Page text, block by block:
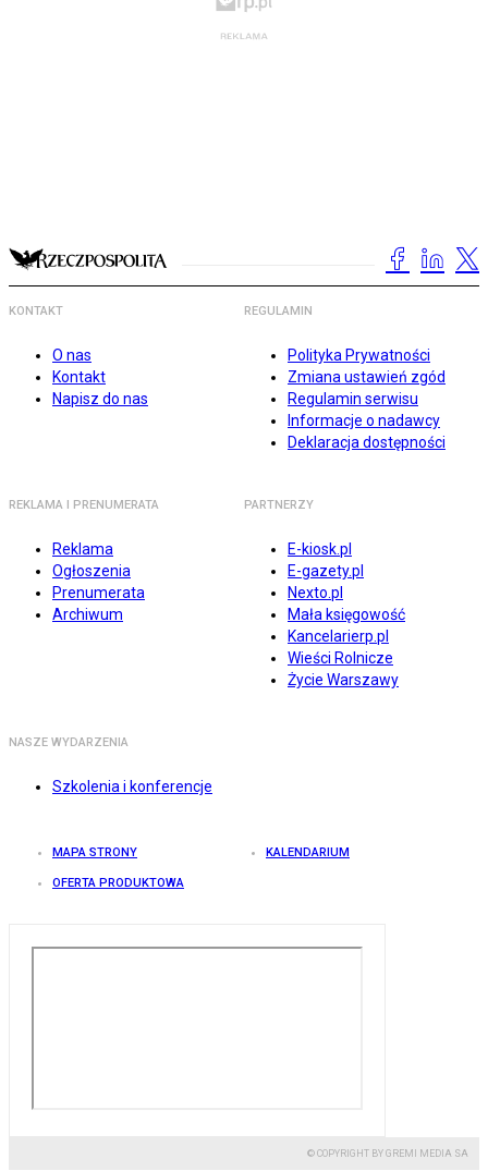
KONTAKT
O nas
Kontakt
Napisz do nas
REGULAMIN
Polityka Prywatności
Zmiana ustawień zgód
Regulamin serwisu
Informacje o nadawcy
Deklaracja dostępności
REKLAMA I PRENUMERATA
Reklama
Ogłoszenia
Prenumerata
Archiwum
PARTNERZY
E-kiosk.pl
E-gazety.pl
Nexto.pl
Mała księgowość
Kancelarierp.pl
Wieści Rolnicze
Życie Warszawy
NASZE WYDARZENIA
Szkolenia i konferencje
MAPA STRONY KALENDARIUM
OFERTA PRODUKTOWA
© COPYRIGHT BY GREMI MEDIA SA